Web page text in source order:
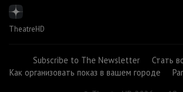
TheatreHD
Subscribe to The Newsletter
Стать
Как организовать показ в вашем городе